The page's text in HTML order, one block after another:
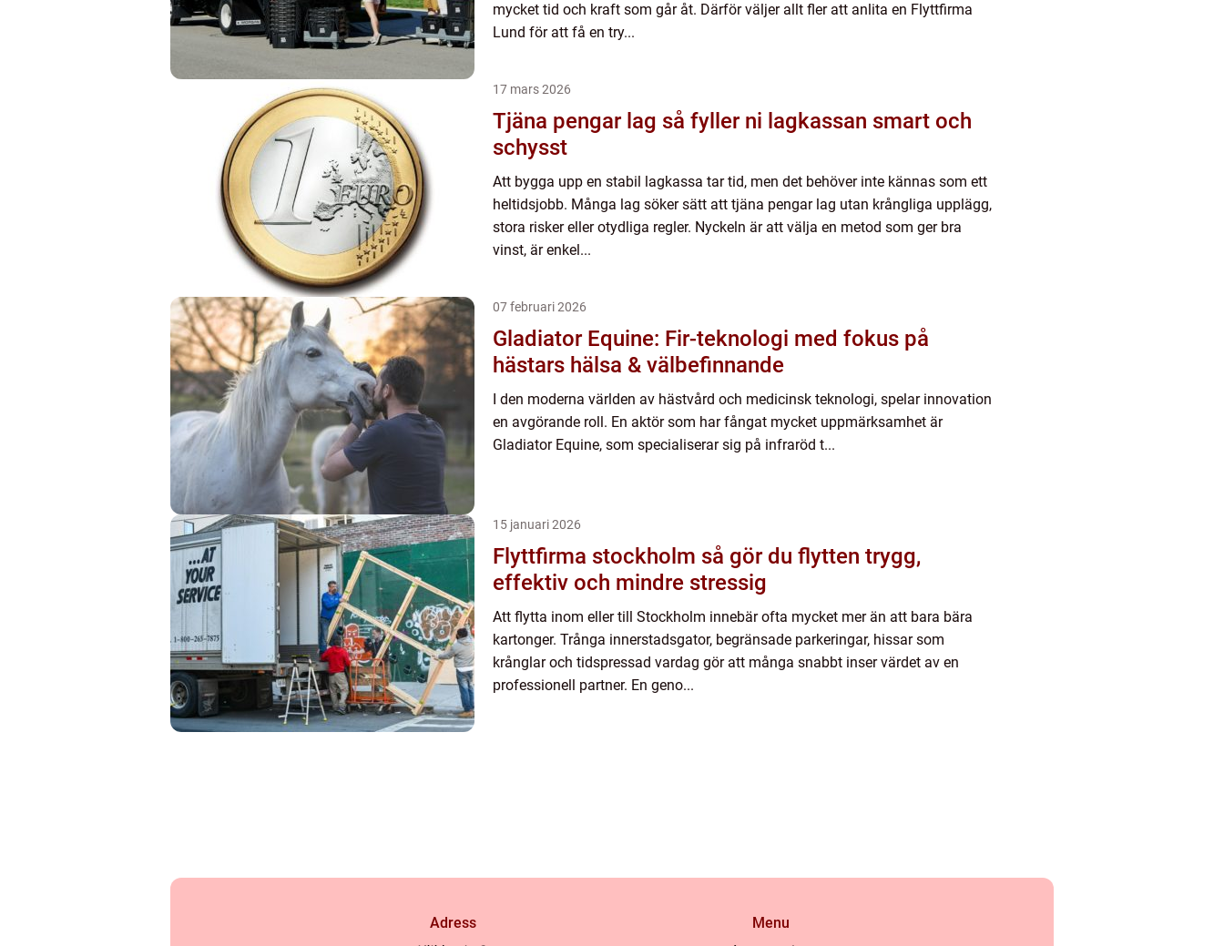
mycket tid och kraft som går åt. Därför väljer allt fler att anlita en Flyttfirma
Lund för att få en try...
17 mars 2026
Tjäna pengar lag så fyller ni lagkassan smart och
schysst
Att bygga upp en stabil lagkassa tar tid, men det behöver inte kännas som ett
heltidsjobb. Många lag söker sätt att tjäna pengar lag utan krångliga upplägg,
stora risker eller otydliga regler. Nyckeln är att välja en metod som ger bra
vinst, är enkel...
07 februari 2026
Gladiator Equine: Fir-teknologi med fokus på
hästars hälsa & välbefinnande
I den moderna världen av hästvård och medicinsk teknologi, spelar innovation
en avgörande roll. En aktör som har fångat mycket uppmärksamhet är
Gladiator Equine, som specialiserar sig på infraröd t...
15 januari 2026
Flyttfirma stockholm så gör du flytten trygg,
effektiv och mindre stressig
Att flytta inom eller till Stockholm innebär ofta mycket mer än att bara bära
kartonger. Trånga innerstadsgator, begränsade parkeringar, hissar som
krånglar och tidspressad vardag gör att många snabbt inser värdet av en
professionell partner. En geno...
Adress
Menu